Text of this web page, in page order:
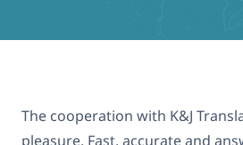
The cooperation with K&J